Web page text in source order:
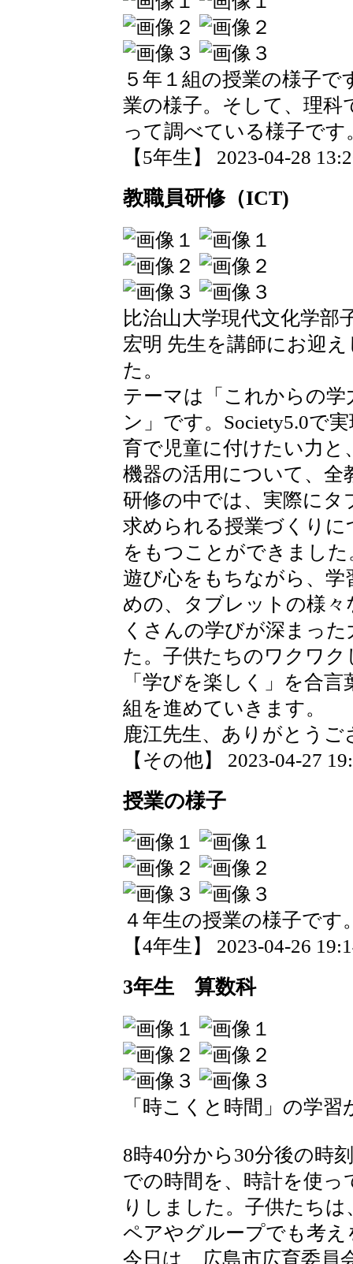
５年１組の授業の様子
業の様子。そして、理
って調べている様子です
【5年生】 2023-04-28
教職員研修（ICT)
比治山大学現代文化学部
宏明 先生を講師にお迎
た。
テーマは「これからの
ン」です。Society5.0で
育で児童に付けたい力
機器の活用について、全
研修の中では、実際に
求められる授業づくり
をもつことができました
遊び心をもちながら、
めの、タブレットの様
くさんの学びが深まっ
た。子供たちのワクワ
「学びを楽しく」を合
組を進めていきます。
鹿江先生、ありがとうご
【その他】 2023-04-27
授業の様子
４年生の授業の様子です
【4年生】 2023-04-26
3年生 算数科
「時こくと時間」の学
8時40分から30分後の時
での時間を、時計を使
りしました。子供たち
ペアやグループでも考
今日は、広島市広育委員